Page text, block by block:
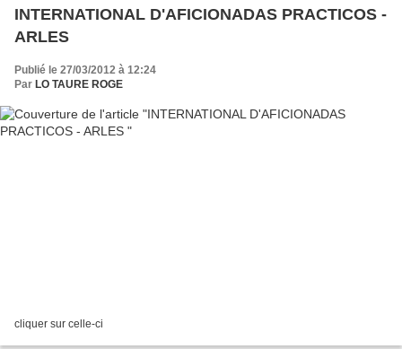
INTERNATIONAL D'AFICIONADAS PRACTICOS -
ARLES
Publié le 27/03/2012 à 12:24
Par LO TAURE ROGE
cliquer sur celle-ci